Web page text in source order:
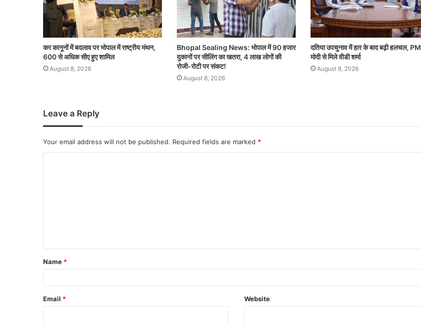
कर कानूनों में बदलाव पर भोपाल में राष्ट्रीय मंथन,
600 से अधिक सीए हुए शामिल
August 8, 2026
Bhopal Sealing News: भोपाल में 90 हजार
दुकानों पर सीलिंग का खतरा, 4 लाख लोगों की
रोजी-रोटी पर संकट!
August 8, 2026
दतिया उपचुनाव में हार के बाद बढ़ी हलचल, PM
मोदी से मिले वीडी शर्मा
August 8, 2026
Leave a Reply
Your email address will not be published. Required fields are marked *
Name *
Email * Website